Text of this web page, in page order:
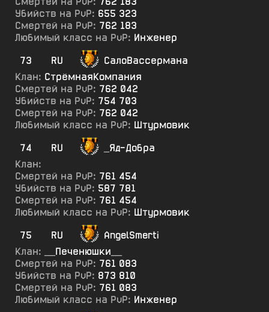
Убийств на PvP: 655 323
Смертей на PvP: 762 183
Любимый класс на PvP: Инженер
73
RU
СалоВассермана
Клан: СтрёмнаяКомпания
Смертей на PvP: 762 042
Убийств на PvP: 754 703
Смертей на PvP: 762 042
Любимый класс на PvP: Штурмовик
74
RU
_Яд-Добра
Клан:
Смертей на PvP: 761 454
Убийств на PvP: 587 781
Смертей на PvP: 761 454
Любимый класс на PvP: Штурмовик
75
RU
AngelSmerti
Клан:
__Печенюшки__
Смертей на PvP: 761 083
Убийств на PvP: 873 810
Смертей на PvP: 761 083
Любимый класс на PvP: Инженер